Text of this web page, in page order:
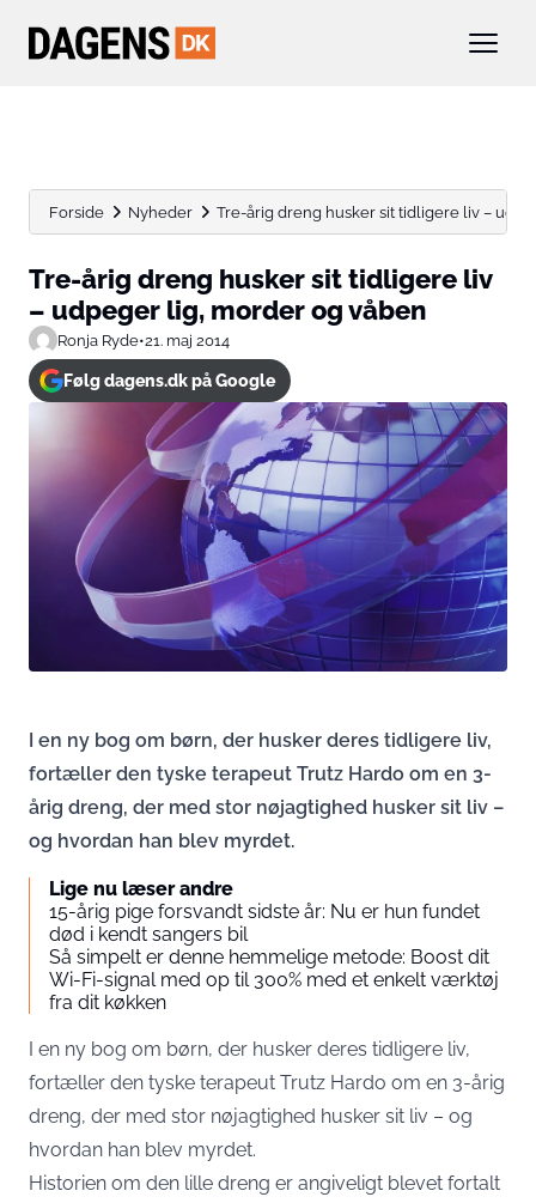
Forside Nyheder Tre-årig dreng husker sit tidligere liv –
Tre-årig dreng husker sit tidligere liv
– udpeger lig, morder og våben
Ronja Ryde•21. maj 2014
Følg dagens.dk på Google
I en ny bog om børn, der husker deres tidligere liv,
fortæller den tyske terapeut Trutz Hardo om en 3-
årig dreng, der med stor nøjagtighed husker sit liv –
og hvordan han blev myrdet.
Lige nu læser andre
15-årig pige forsvandt sidste år: Nu er hun fundet
død i kendt sangers bil
Så simpelt er denne hemmelige metode: Boost dit
Wi-Fi-signal med op til 300% med et enkelt værktøj
fra dit køkken
I en ny bog om børn, der husker deres tidligere liv,
fortæller den tyske terapeut Trutz Hardo om en 3-årig
dreng, der med stor nøjagtighed husker sit liv – og
hvordan han blev myrdet.
Historien om den lille dreng er angiveligt blevet fortalt